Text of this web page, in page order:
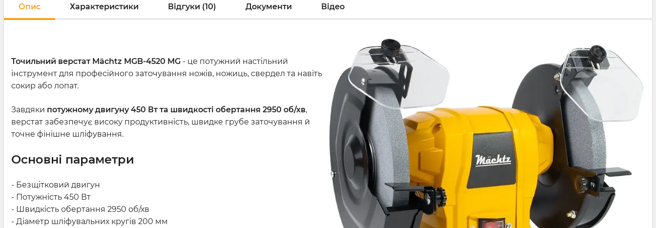
Опис Характеристики Відгуки (10) Документи Відео
Точильний верстат Mächtz MGB-4520 MG - це потужний настільний
інструмент для професійного заточування ножів, ножиць, свердел та навіть
сокир або лопат.
Завдяки потужному двигуну 450 Вт та швидкості обертання 2950 об/хв,
верстат забезпечує високу продуктивність, швидке грубе заточування й
точне фінішне шліфування.
Основні параметри
- Безщітковий двигун
- Потужність 450 Вт
- Швидкість обертання 2950 об/хв
- Діаметр шліфувальних кругів 200 мм